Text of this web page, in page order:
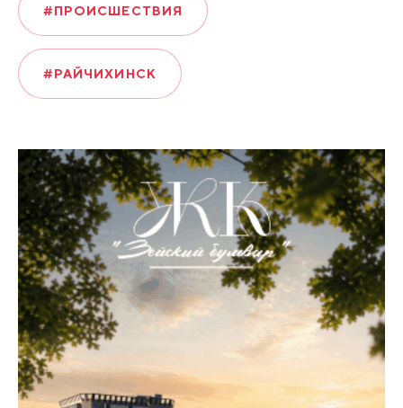
#ПРОИСШЕСТВИЯ
#РАЙЧИХИНСК